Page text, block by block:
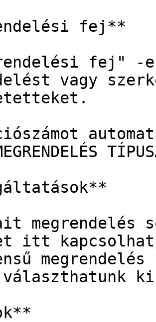
fej**
fej"
vagy
megrendelés
itt